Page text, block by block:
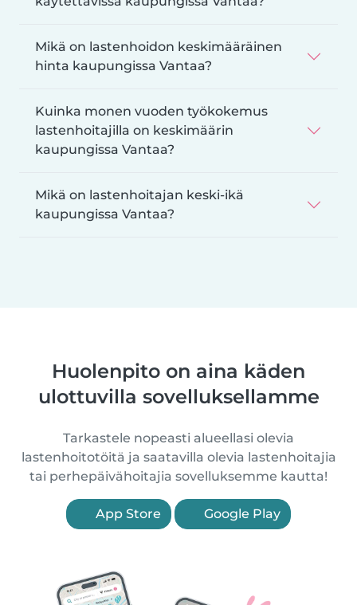
Mikä on lastenhoidon keskimääräinen
hinta kaupungissa Vantaa?
Kuinka monen vuoden työkokemus
lastenhoitajilla on keskimäärin
kaupungissa Vantaa?
Mikä on lastenhoitajan keski-ikä
kaupungissa Vantaa?
Huolenpito on aina käden
ulottuvilla sovelluksellamme
Tarkastele nopeasti alueellasi olevia
lastenhoitotöitä ja saatavilla olevia lastenhoitajia
tai perhepäivähoitajia sovelluksemme kautta!
App Store Google Play